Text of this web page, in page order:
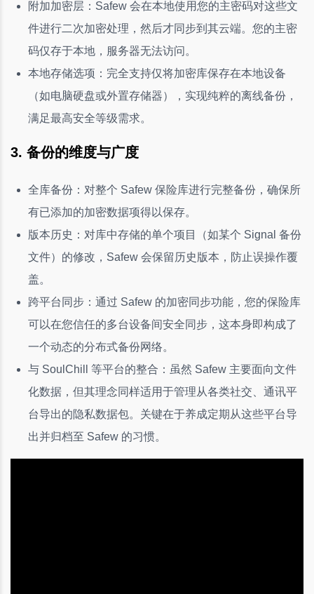
附加加密层：Safew 会在本地使用您的主密码对这些文
件进行二次加密处理，然后才同步到其云端。您的主密
码仅存于本地，服务器无法访问。
本地存储选项：完全支持仅将加密库保存在本地设备
（如电脑硬盘或外置存储器），实现纯粹的离线备份，
满足最高安全等级需求。
3. 备份的维度与广度
全库备份：对整个 Safew 保险库进行完整备份，确保所
有已添加的加密数据项得以保存。
版本历史：对库中存储的单个项目（如某个 Signal 备份
文件）的修改，Safew 会保留历史版本，防止误操作覆
盖。
跨平台同步：通过 Safew 的加密同步功能，您的保险库
可以在您信任的多台设备间安全同步，这本身即构成了
一个动态的分布式备份网络。
与 SoulChill 等平台的整合：虽然 Safew 主要面向文件
化数据，但其理念同样适用于管理从各类社交、通讯平
台导出的隐私数据包。关键在于养成定期从这些平台导
出并归档至 Safew 的习惯。